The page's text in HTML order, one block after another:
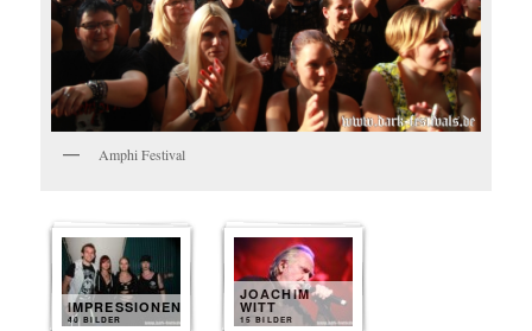
Amphi Festival
IMPRESSIONEN
40 BILDER
JOACHIM
WITT
15 BILDER